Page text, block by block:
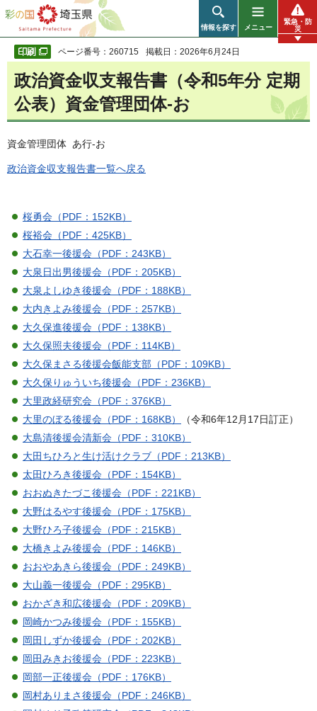
彩の国 埼玉県
情報を探す メニュー
緊急・防
災
ページ番号：260715 掲載日：2026年6月24日
政治資金収支報告書（令和5年分 定期
公表）資金管理団体-お
資金管理団体 あ行-お
政治資金収支報告書一覧へ戻る
桜勇会（PDF：152KB）
桜裕会（PDF：425KB）
大石幸一後援会（PDF：243KB）
大泉日出男後援会（PDF：205KB）
大泉よしゆき後援会（PDF：188KB）
大内きよみ後援会（PDF：257KB）
大久保進後援会（PDF：138KB）
大久保照夫後援会（PDF：114KB）
大久保まさる後援会飯能支部（PDF：109KB）
大久保りゅういち後援会（PDF：236KB）
大里政経研究会（PDF：376KB）
大里のぼる後援会（PDF：168KB）
（令和6年12月17日訂正）
大島清後援会清新会（PDF：310KB）
大田ちひろと生け活けクラブ（PDF：213KB）
太田ひろき後援会（PDF：154KB）
おおぬきたづこ後援会（PDF：221KB）
大野はるやす後援会（PDF：175KB）
大野ひろ子後援会（PDF：215KB）
大橋きよみ後援会（PDF：146KB）
おおやあきら後援会（PDF：249KB）
大山義一後援会（PDF：295KB）
おかざき和広後援会（PDF：209KB）
岡崎かつみ後援会（PDF：155KB）
岡田しずか後援会（PDF：202KB）
岡田みきお後援会（PDF：223KB）
岡部一正後援会（PDF：176KB）
岡村ありまさ後援会（PDF：246KB）